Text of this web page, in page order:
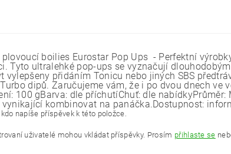
plovoucí boilies Eurostar Pop Ups - Perfektní
Tyto ultralehké pop-ups se vyznačují
vylepšeny přidáním Tonicu nebo jiných SBS
dipů. Zaručujeme vám, že i po dvou dnech ve
100 gBarva: dle příchutíChuť: dle
vynikající kombinovat na panáčka.Dostupnost:
napíše příspěvek k této položce.
uživatelé mohou vkládat příspěvky. Prosím přihlaste se